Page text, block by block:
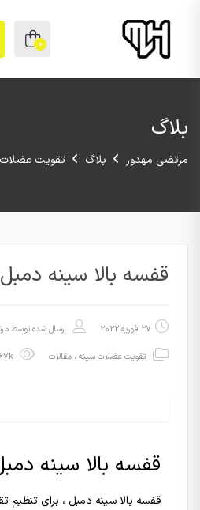
0
بلاگ
مرتضی مهدور بلاگ تقویت
قفسه بالا سینه دمبل
27 فوریه 2022 ارسال شده توسط
تقویت عضلات سینه، مقالات
قفسه بالا سینه
قفسه بالا سینه دمبل ، برای تنظیم